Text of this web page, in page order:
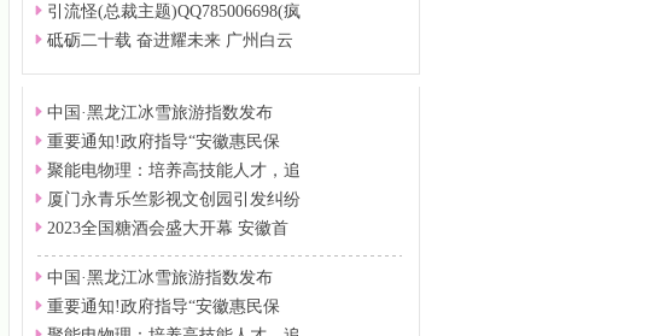
引流怪(总裁主题)QQ785006698(疯
砥砺二十载 奋进耀未来 广州白云
中国·黑龙江冰雪旅游指数发布
重要通知!政府指导“安徽惠民保
聚能电物理：培养高技能人才，追
厦门永青乐竺影视文创园引发纠纷
2023全国糖酒会盛大开幕 安徽首
中国·黑龙江冰雪旅游指数发布
重要通知!政府指导“安徽惠民保